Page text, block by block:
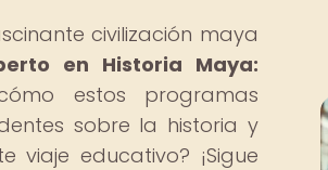
civilización maya
en Historia Maya:
estos programas
sobre la historia y
educativo? ¡Sigue